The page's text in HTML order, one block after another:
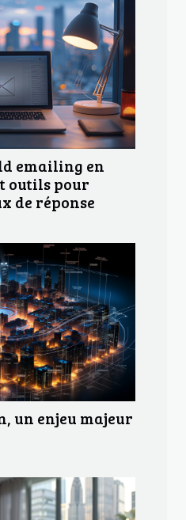
emailing en
outils pour
de réponse
un enjeu majeur